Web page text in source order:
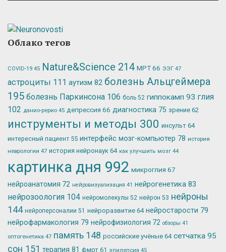
Облако тегов
COVID-19 45 Nature&Science 214 МРТ66 ЭЭГ 47
астроциты 111 аутизм 82 болезнь Альцгеймера
195 болезнь Паркинсона 106 боль 52 гиппокамп 93 глия
102 данио-рерио 45 депрессия 66 диагностика 75 зрение 62
инструменты и методы 300 инсульт 64
интересный пациент 55 интерфейс мозг-компьютер 78 история
неврологии 47 история нейронаук 64 как улучшить мозг 44
картинка дня 992 микроглия 67
нейроанатомия 72 нейровизуализация 41 нейрогенетика 83
нейрозоология 104 нейромолекулы 52 нейрон 53 нейроны
144 нейроперсоналии 51 нейроразвитие 64 нейростарости 79
нейрофармакология 79 нейрофизиология 72 обзоры 41
оптогенетика 47 память 148 российские учёные 64 сетчатка 95
сон 151 терапия 81 фмрт 61 эпилепсия 45